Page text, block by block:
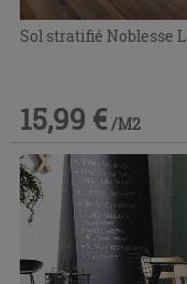
Sol stratifié Noblesse
15,99 € /M2